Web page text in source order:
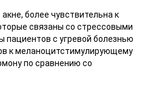
более чувствительна к
связаны со стрессовыми
пациентов с угревой болезнью
к меланоцитстимулирующему
по сравнению со